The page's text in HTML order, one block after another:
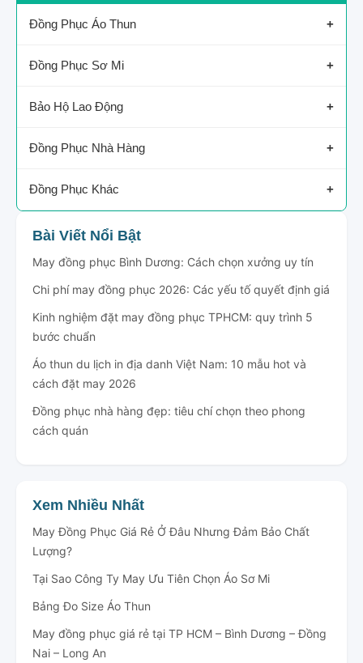
Đồng Phục Áo Thun
Áo Thun Công Ty
Áo Thun Công Nhân
Đồng Phục Sơ Mi
Sơ Mi Công Ty
Sơ Mi Nhà Hàng
Bảo Hộ Lao Động
Bảo Hộ Công Nhân
Bảo Hộ Xây Dựng
Đồng Phục Nhà Hàng
Nhà Hàng
Tạp Dề
Đồng Phục Khác
Bảo Vệ
Spa
Mũ Nón
Bài Viết Nổi Bật
May đồng phục Bình Dương: Cách chọn xưởng uy tín
Chi phí may đồng phục 2026: Các yếu tố quyết định giá
Kinh nghiệm đặt may đồng phục TPHCM: quy trình 5
bước chuẩn
Áo thun du lịch in địa danh Việt Nam: 10 mẫu hot và
cách đặt may 2026
Đồng phục nhà hàng đẹp: tiêu chí chọn theo phong
cách quán
Xem Nhiều Nhất
May Đồng Phục Giá Rẻ Ở Đâu Nhưng Đảm Bảo Chất
Lượng?
Tại Sao Công Ty May Ưu Tiên Chọn Áo Sơ Mi
Bảng Đo Size Áo Thun
May đồng phục giá rẻ tại TP HCM – Bình Dương – Đồng
Nai – Long An